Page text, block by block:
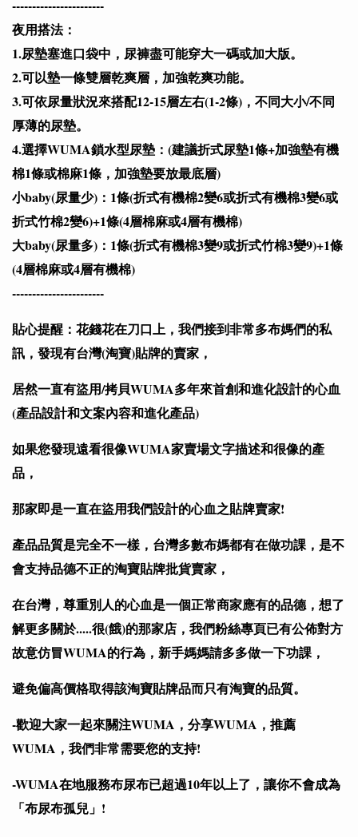
-----------------------
夜用搭法：
1.尿墊塞進口袋中，尿褲盡可能穿大一碼或加大版。
2.可以墊一條雙層乾爽層，加強乾爽功能。
3.可依尿量狀況來搭配12-15層左右(1-2條)，不同大小/不同
厚薄的尿墊。
4.選擇WUMA鎖水型尿墊：(建議折式尿墊1條+加強墊有機
棉1條或棉麻1條，加強墊要放最底層)
小baby(尿量少)：1條(折式有機棉2變6或折式有機棉3變6或
折式竹棉2變6)+1條(4層棉麻或4層有機棉)
大baby(尿量多)：1條(折式有機棉3變9或折式竹棉3變9)+1條
(4層棉麻或4層有機棉)
-----------------------
貼心提醒：花錢花在刀口上，我們接到非常多布媽們的私
訊，發現有台灣(淘寶)貼牌的賣家，
居然一直有盜用/拷貝WUMA多年來首創和進化設計的心血
(產品設計和文案內容和進化產品)
如果您發現遠看很像WUMA家賣場文字描述和很像的產
品，
那家即是一直在盜用我們設計的心血之貼牌賣家!
產品品質是完全不一樣，台灣多數布媽都有在做功課，是不
會支持品德不正的淘寶貼牌批貨賣家，
在台灣，尊重別人的心血是一個正常商家應有的品德，想了
解更多關於.....很(餓)的那家店， 我們粉絲專頁已有公佈對方
故意仿冒WUMA的行為，新手媽媽請多多做一下功課，
避免偏高價格取得該淘寶貼牌品而只有淘寶的品質。
-歡迎大家一起來關注WUMA，分享WUMA，推薦
WUMA，我們非常需要您的支持!
-WUMA在地服務布尿布已超過10年以上了，讓你不會成為
「布尿布孤兒」!